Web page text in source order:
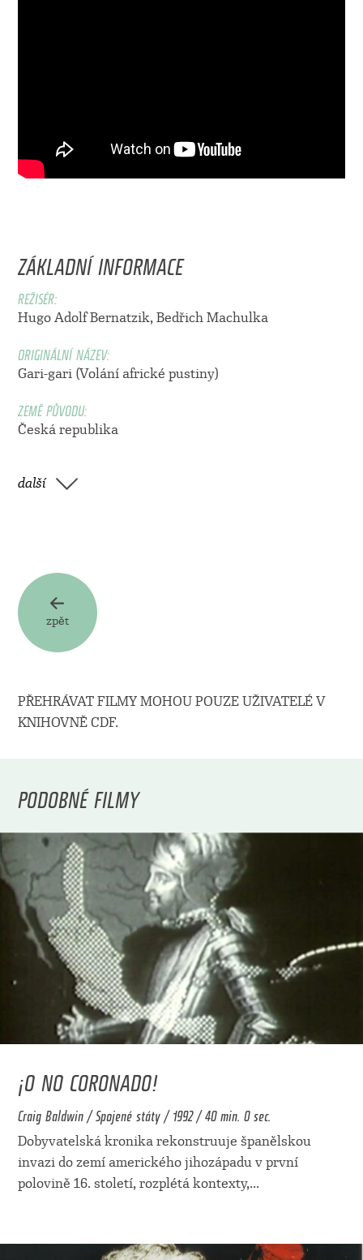
ZÁKLADNÍ INFORMACE
REŽISÉR:
Hugo Adolf Bernatzik, Bedřich Machulka
ORIGINÁLNÍ NÁZEV:
Gari-gari (Volání africké pustiny)
ZEMĚ PŮVODU:
Česká republika
další
zpět
PŘEHRÁVAT FILMY MOHOU POUZE UŽIVATELÉ V
KNIHOVNĚ CDF.
PODOBNÉ FILMY
¡O NO CORONADO!
Craig Baldwin / Spojené státy / 1992 / 40 min. 0 sec.
Dobyvatelská kronika rekonstruuje španělskou
invazi do zemí amerického jihozápadu v první
polovině 16. století, rozplétá kontexty,...